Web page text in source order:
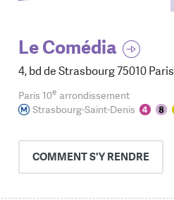
Le Comédia
4, bd de Strasbourg 75010 Paris
Paris 10e arrondissement
Strasbourg-Saint-Denis
COMMENTS'Y RENDRE